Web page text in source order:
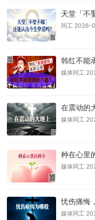
天堂「不
同工 2026-
韩红不能
媒体同工
在震动的
媒体同工
种在心里
媒体同工
忧伤痛悔
媒体同工